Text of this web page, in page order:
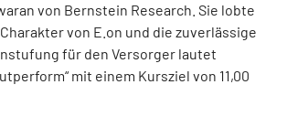
von Bernstein Research. Sie lobte
von E.on und die zuverlässige
für den Versorger lautet
mit einem Kursziel von 11,00